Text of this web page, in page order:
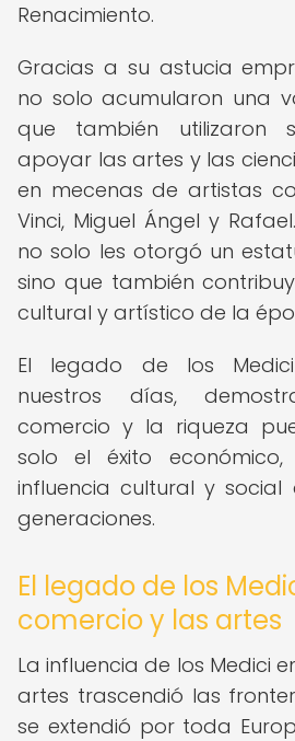
Renacimiento.
Gracias a su astucia
no solo acumularon una
que también utilizaron
apoyar las artes y las
en mecenas de artistas
Vinci, Miguel Ángel y
no solo les otorgó un
sino que también
cultural y artístico de la
El legado de los
nuestros días,
comercio y la riqueza
solo el éxito
influencia cultural y
generaciones.
El legado de los
comercio y las artes
La influencia de los Medici
artes trascendió las
se extendió por toda